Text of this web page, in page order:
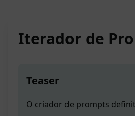
Iterador de
Teaser
O criador de prompts